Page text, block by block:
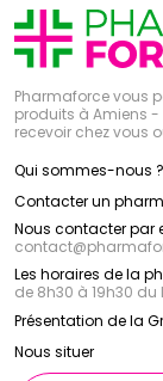
Pharmaforce vous
produits à Amiens -
recevoir chez vous
Qui sommes-nous ?
Contacter un
Nous contacter par
contact@
Les horaires de la
de 8h30 à 19h30
Présentation de la
Nous situer